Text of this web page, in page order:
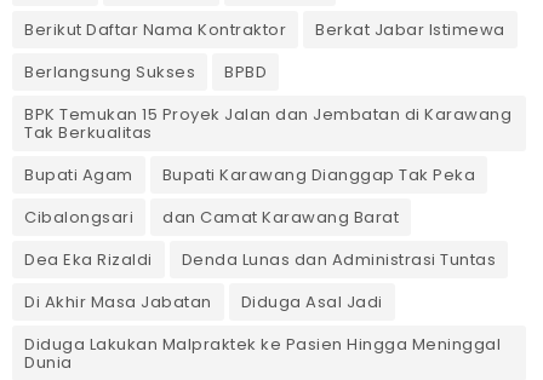
Berikut Daftar Nama Kontraktor
Berkat Jabar Istimewa
Berlangsung Sukses
BPBD
BPK Temukan 15 Proyek Jalan dan Jembatan di Karawang
Tak Berkualitas
Bupati Agam
Bupati Karawang Dianggap Tak Peka
Cibalongsari
dan Camat Karawang Barat
Dea Eka Rizaldi
Denda Lunas dan Administrasi Tuntas
‎Di Akhir Masa Jabatan
Diduga Asal Jadi
Diduga Lakukan Malpraktek ke Pasien Hingga Meninggal
Dunia